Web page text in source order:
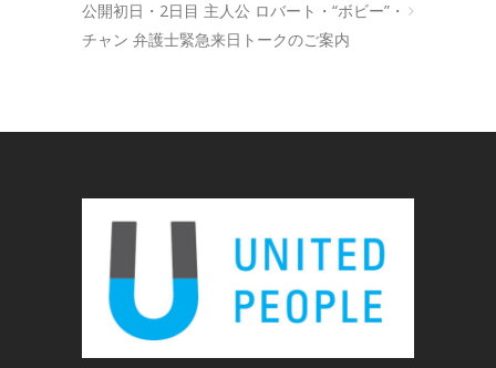
公開初日・2日目 主人公 ロバート・“ボビー”・
チャン 弁護士緊急来日トークのご案内